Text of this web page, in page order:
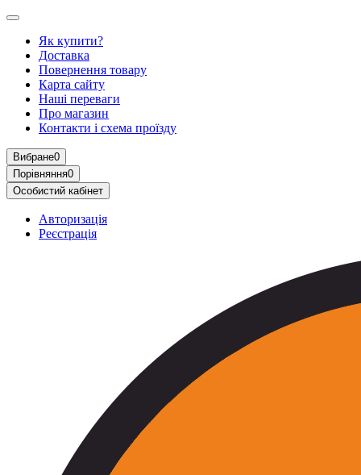
Як купити?
Доставка
Повернення товару
Карта сайту
Наші переваги
Про магазин
Контакти і схема проїзду
Вибране0
Порівняння0
Особистий кабінет
Авторизація
Реєстрація